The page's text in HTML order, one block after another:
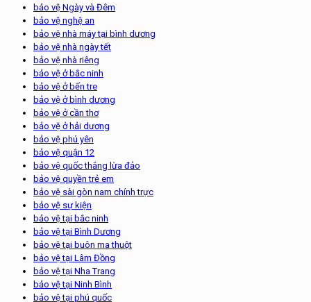
bảo vệ Ngày và Đêm
bảo vệ nghệ an
bảo vệ nhà máy tại bình dương
bảo vệ nhà ngày tết
bảo vệ nhà riêng
bảo vệ ở bắc ninh
bảo vệ ở bến tre
bảo vệ ở bình dương
bảo vệ ở cần thơ
bảo vệ ở hải dương
bảo vệ phú yên
bảo vệ quận 12
bảo vệ quốc thắng lừa đảo
bảo vệ quyền trẻ em
bảo vệ sài gòn nam chính trực
bảo vệ sự kiện
bảo vệ tại bắc ninh
bảo vệ tại Bình Dương
bảo vệ tại buôn ma thuột
bảo vệ tại Lâm Đồng
bảo vệ tại Nha Trang
bảo vệ tại Ninh Bình
bảo vệ tại phú quốc